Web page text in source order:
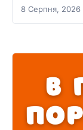
8 Серпня, 2026